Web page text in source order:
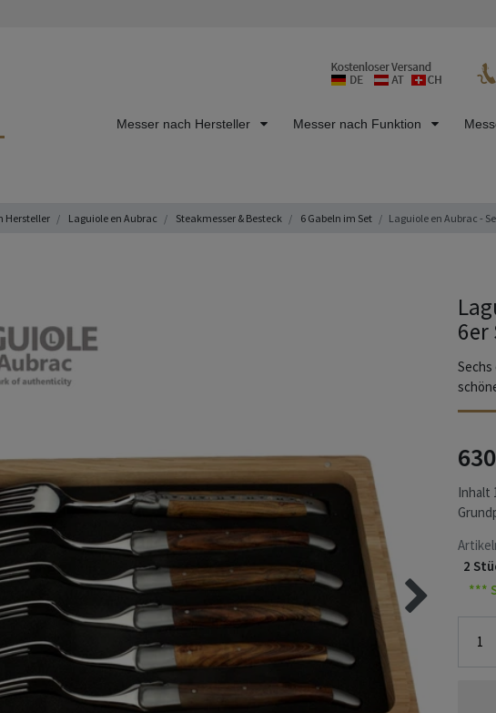
Messer nach Hersteller Messer nach Funktion
Hersteller Laguiole en Aubrac Steakmesser & Besteck 6 Gabeln im Set Laguiole en Aubrac -
6er
Sechs
Inhalt 1
2
***